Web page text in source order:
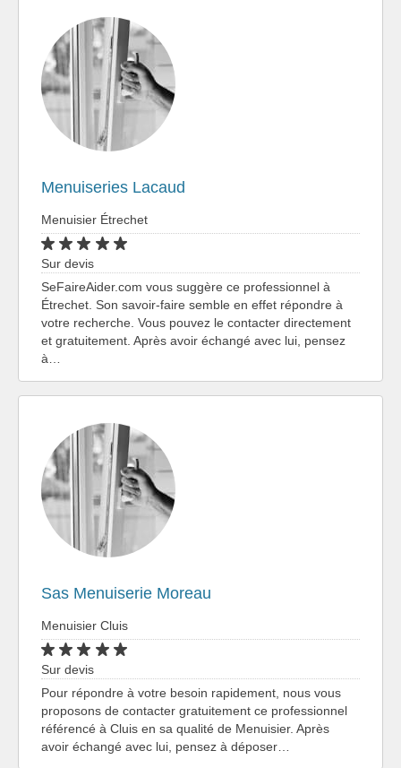
Menuiseries Lacaud
Menuisier Étrechet
Sur devis
SeFaireAider.com vous suggère ce professionnel à
Étrechet. Son savoir-faire semble en effet répondre à
votre recherche. Vous pouvez le contacter directement
et gratuitement. Après avoir échangé avec lui, pensez
à…
Sas Menuiserie Moreau
Menuisier Cluis
Sur devis
Pour répondre à votre besoin rapidement, nous vous
proposons de contacter gratuitement ce professionnel
référencé à Cluis en sa qualité de Menuisier. Après
avoir échangé avec lui, pensez à déposer…